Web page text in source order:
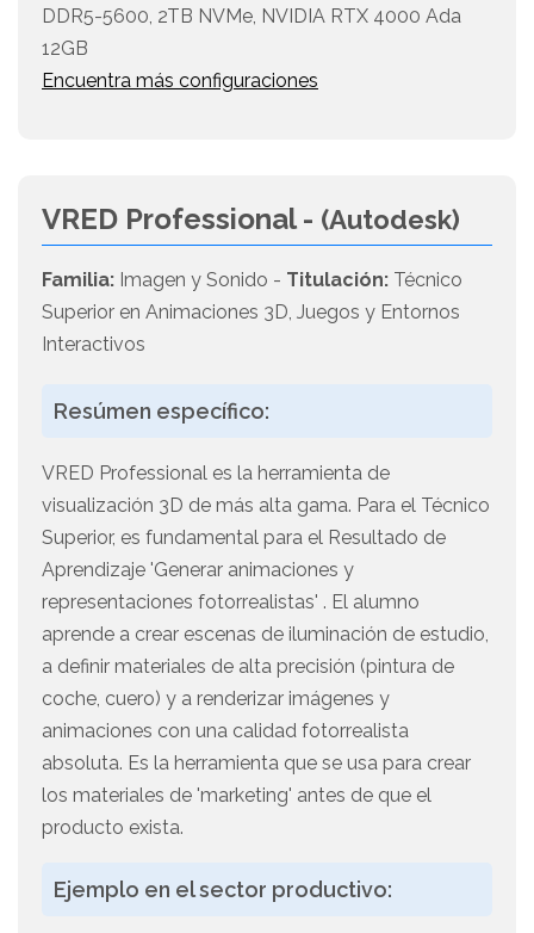
DDR5-5600, 2TB NVMe, NVIDIA RTX 4000 Ada
12GB
Encuentra más configuraciones
VRED Professional - (Autodesk)
Familia: Imagen y Sonido - Titulación: Técnico
Superior en Animaciones 3D, Juegos y Entornos
Interactivos
Resúmen específico:
VRED Professional es la herramienta de
visualización 3D de más alta gama. Para el Técnico
Superior, es fundamental para el Resultado de
Aprendizaje 'Generar animaciones y
representaciones fotorrealistas' . El alumno
aprende a crear escenas de iluminación de estudio,
a definir materiales de alta precisión (pintura de
coche, cuero) y a renderizar imágenes y
animaciones con una calidad fotorrealista
absoluta. Es la herramienta que se usa para crear
los materiales de 'marketing' antes de que el
producto exista.
Ejemplo en el sector productivo: